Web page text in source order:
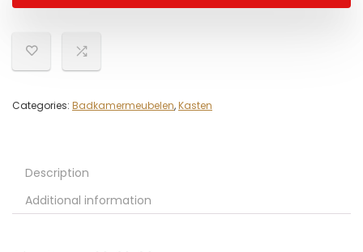
Categories: Badkamermeubelen,Kasten
Description
Additional information